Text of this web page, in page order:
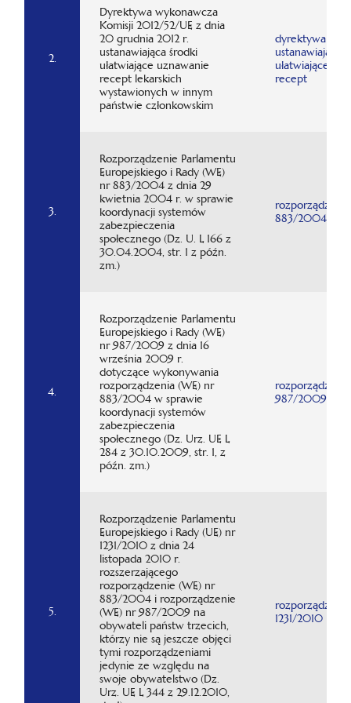
2.
Dyrektywa wykonawcza
Komisji 2012/52/UE z dnia
20 grudnia 2012 r.
ustanawiająca środki
ułatwiające uznawanie
recept lekarskich
wystawionych w innym
państwie członkowskim
dyrektywa
ustanawiająca
ułatwiające
recept
3.
Rozporządzenie Parlamentu
Europejskiego i Rady (WE)
nr 883/2004 z dnia 29
kwietnia 2004 r. w sprawie
koordynacji systemów
zabezpieczenia
społecznego (Dz. U. L 166 z
30.04.2004, str. 1 z późn.
zm.)
883/2004
4.
Rozporządzenie Parlamentu
Europejskiego i Rady (WE)
nr 987/2009 z dnia 16
września 2009 r.
dotyczące wykonywania
rozporządzenia (WE) nr
883/2004 w sprawie
koordynacji systemów
zabezpieczenia
społecznego (Dz. Urz. UE L
284 z 30.10.2009, str. 1, z
późn. zm.)
987/2009
5.
Rozporządzenie Parlamentu
Europejskiego i Rady (UE) nr
1231/2010 z dnia 24
listopada 2010 r.
rozszerzającego
rozporządzenie (WE) nr
883/2004 i rozporządzenie
(WE) nr 987/2009 na
obywateli państw trzecich,
którzy nie są jeszcze objęci
tymi rozporządzeniami
jedynie ze względu na
swoje obywatelstwo (Dz.
Urz. UE L 344 z 29.12.2010,
1231/2010